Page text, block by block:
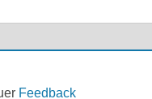
Feedback